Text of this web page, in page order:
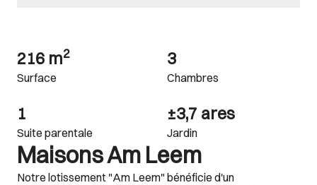
Maisons Am Leem
Notre lotissement "Am Leem" bénéficie d'un
216 m2
Surface
3
Chambres
1
Suite parentale
±3,7 ares
Jardin